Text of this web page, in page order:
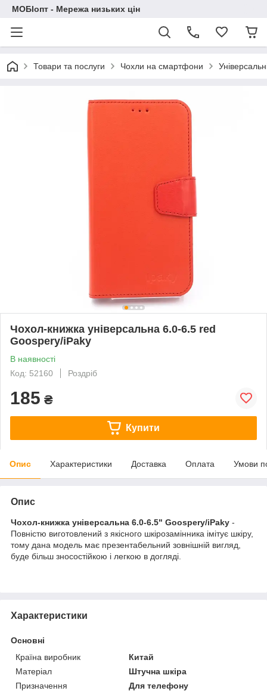
МОБІопт - Мережа низьких цін
Товари та послуги Чохли на смартфони
Чохол-книжка універсальна 6.0-6.5 red
Goospery/iPaky
В наявності
Код: 52160
Роздріб
185 ₴
Купити
Опис Характеристики Доставка Оплата Умови
Опис
Чохол-книжка універсальна 6.0-6.5" Goospery/iPaky -
Повністю виготовлений з якісного шкірозамінника імітує шкіру,
тому дана модель має презентабельний зовнішній вигляд,
буде більш зносостійкою і легкою в догляді.
Характеристики
Основні
Країна виробник
Китай
Матеріал
Штучна шкіра
Призначення
Для телефону